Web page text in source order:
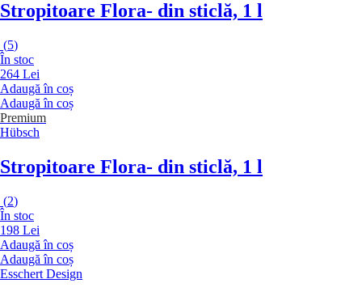
Stropitoare Flora- din sticlă, 1 l
(5)
În stoc
264 Lei
Adaugă în coș
Adaugă în coș
Premium
Hübsch
Stropitoare Flora- din sticlă, 1 l
(2)
În stoc
198 Lei
Adaugă în coș
Adaugă în coș
Esschert Design